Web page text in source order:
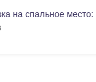
на спальное место: